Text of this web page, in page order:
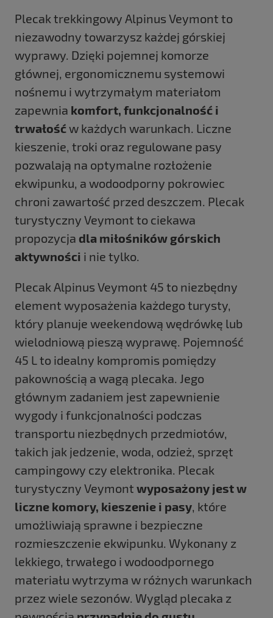
Plecak trekkingowy Alpinus Veymont to
niezawodny towarzysz każdej górskiej
wyprawy. Dzięki pojemnej komorze
głównej, ergonomicznemu systemowi
nośnemu i wytrzymałym materiałom
zapewnia komfort, funkcjonalność i
trwałośćw każdych warunkach. Liczne
kieszenie, troki oraz regulowane pasy
pozwalają na optymalne rozłożenie
ekwipunku, a wodoodporny pokrowiec
chroni zawartość przed deszczem. Plecak
turystyczny Veymont to ciekawa
propozycja dla miłośników górskich
aktywności i nie tylko.
Plecak Alpinus Veymont 45 to niezbędny
element wyposażenia każdego turysty,
który planuje weekendową wędrówkę lub
wielodniową pieszą wyprawę. Pojemność
45 L to idealny kompromis pomiędzy
pakownością a wagą plecaka. Jego
głównym zadaniem jest zapewnienie
wygody i funkcjonalności podczas
transportu niezbędnych przedmiotów,
takich jak jedzenie, woda, odzież, sprzęt
campingowy czy elektronika. Plecak
turystyczny Veymont wyposażony jest w
liczne komory, kieszenie i pasy , które
umożliwiają sprawne i bezpieczne
rozmieszczenie ekwipunku. Wykonany z
lekkiego, trwałego i wodoodpornego
materiału wytrzyma w różnych warunkach
przez wiele sezonów. Wygląd plecaka z